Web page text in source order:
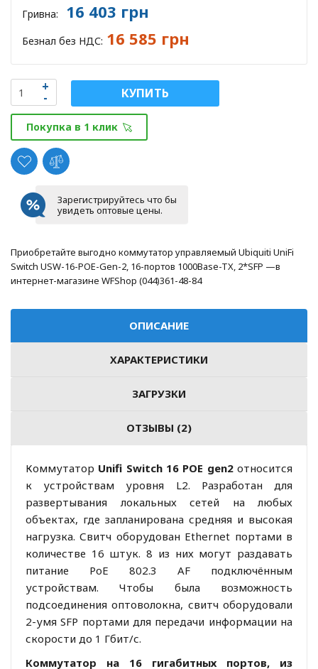
Гривна: 16 403 грн
Безнал без НДС: 16 585 грн
КУПИТЬ
Покупка в 1 клик
Зарегистрируйтесь что бы
увидеть оптовые цены.
Приобретайте выгодно коммутатор управляемый Ubiquiti UniFi
Switch USW-16-POE-Gen-2, 16-портов 1000Base-TX, 2*SFP —в
интернет-магазине WFShop (044)361-48-84
ОПИСАНИЕ
ХАРАКТЕРИСТИКИ
ЗАГРУЗКИ
ОТЗЫВЫ (2)
Коммутатор Unifi Switch 16 POE gen2относится
к устройствам уровня L2. Разработан для
развертывания локальных сетей на любых
объектах, где запланирована средняя и высокая
нагрузка. Свитч оборудован Ethernet портами в
количестве 16 штук. 8 из них могут раздавать
питание PoE 802.3 AF подключённым
устройствам. Чтобы была возможность
подсоединения оптоволокна, свитч оборудовали
2-умя SFP портами для передачи информации на
скорости до 1 Гбит/с.
Коммутатор на 16 гигабитных портов, из